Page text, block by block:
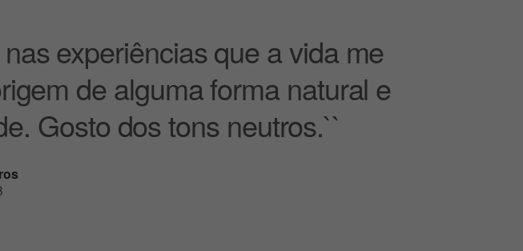
experiências que a vida me
de alguma forma natural e
Gosto dos tons neutros.``